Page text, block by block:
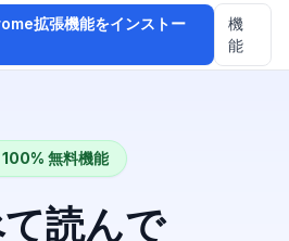
拡張機能をインストー
機
能
100% 無料機能
読んで